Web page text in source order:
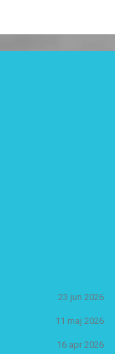
23 jun 2026
11 maj 2026
16 apr 2026